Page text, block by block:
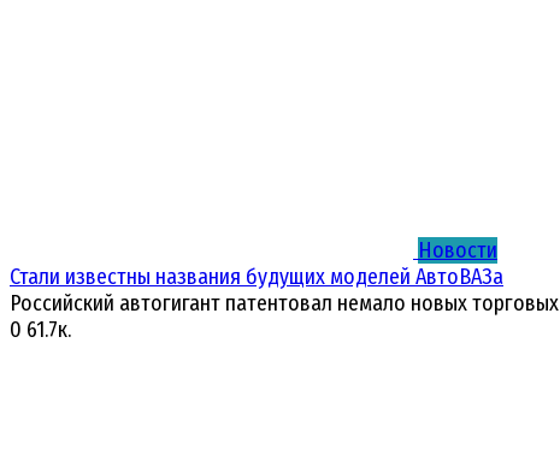
Новости
Стали известны названия будущих моделей АвтоВАЗа
Российский автогигант патентовал немало новых торговых
0 61.7к.